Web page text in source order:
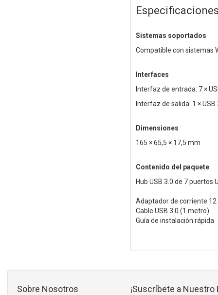
Sistemas soportados
Compatible con sistemas
Interfaces
Interfaz de entrada: 7 ×
Interfaz de salida: 1 × USB
Dimensiones
165 × 65,5 × 17,5 mm
Contenido del paquete
Hub USB 3.0 de 7 puertos
Adaptador de corriente 12
Cable USB 3.0 (1 metro)
Guía de instalación rápida
Sobre Nosotros ¡Suscríbete a Nuestro